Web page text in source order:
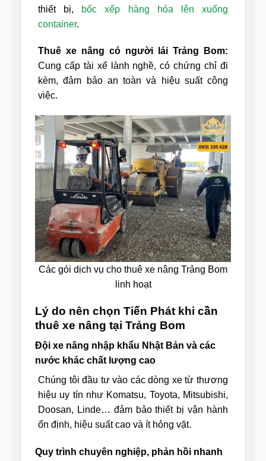
thiết bị,
bốc xếp hàng hóa lên xuống
container.
Thuê xe nâng có người lái Trảng Bom:
Cung cấp tài xế lành nghề, có chứng chỉ đi
kèm, đảm bảo an toàn và hiệu suất công
việc.
Các gói dịch vụ cho thuê xe nâng Trảng Bom
linh hoạt
Lý do nên chọn Tiến Phát khi cần
thuê xe nâng tại Trảng Bom
Đội xe nâng nhập khẩu Nhật Bản và các
nước khác chất lượng cao
Chúng tôi đầu tư vào các dòng xe từ thương
hiệu uy tín như Komatsu, Toyota, Mitsubishi,
Doosan, Linde… đảm bảo thiết bị vận hành
ổn định, hiệu suất cao và ít hỏng vặt.
Quy trình chuyên nghiệp, phản hồi nhanh